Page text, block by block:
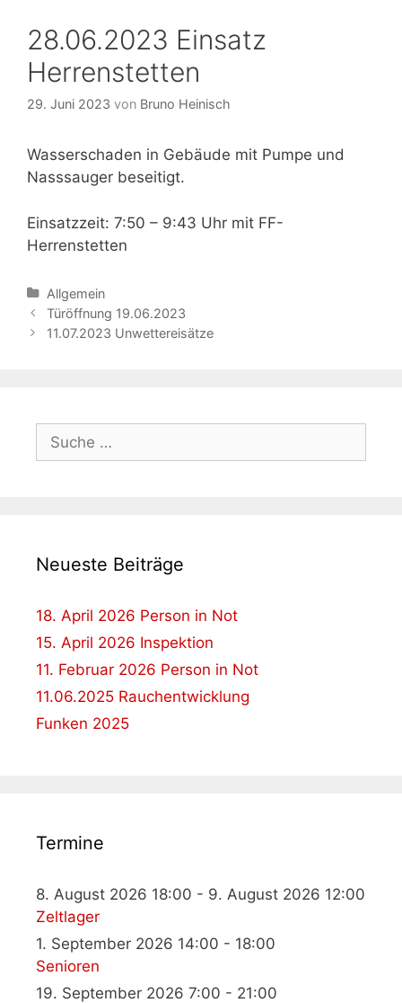
28.06.2023 Einsatz
Herrenstetten
29. Juni 2023 von Bruno Heinisch
Wasserschaden in Gebäude mit Pumpe und
Nasssauger beseitigt.
Einsatzzeit: 7:50 – 9:43 Uhr mit FF-
Herrenstetten
Kategorien
Allgemein
Beitrags-
Navigation
Türöffnung 19.06.2023
11.07.2023 Unwettereisätze
Suche
Neueste Beiträge
18. April 2026 Person in Not
15. April 2026 Inspektion
11. Februar 2026 Person in Not
11.06.2025 Rauchentwicklung
Funken 2025
Termine
8. August 2026 18:00 - 9. August 2026 12:00
Zeltlager
1. September 2026 14:00 - 18:00
Senioren
19. September 2026 7:00 - 21:00